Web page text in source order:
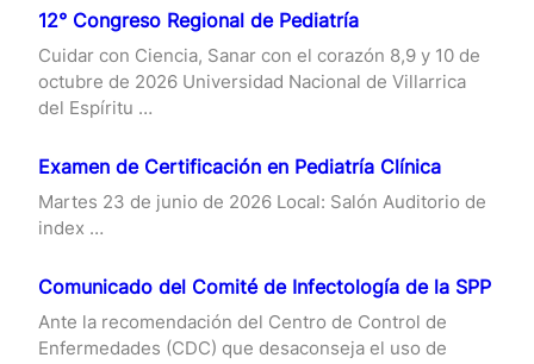
12° Congreso Regional de Pediatría
Cuidar con Ciencia, Sanar con el corazón 8,9 y 10 de
octubre de 2026 Universidad Nacional de Villarrica
del Espíritu …
Examen de Certificación en Pediatría Clínica
Martes 23 de junio de 2026 Local: Salón Auditorio de
index …
Comunicado del Comité de Infectología de la SPP
Ante la recomendación del Centro de Control de
Enfermedades (CDC) que desaconseja el uso de